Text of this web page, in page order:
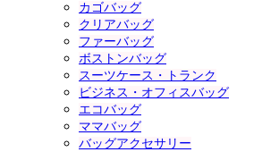
カゴバッグ
クリアバッグ
ファーバッグ
ボストンバッグ
スーツケース・トランク
ビジネス・オフィスバッグ
エコバッグ
ママバッグ
バッグアクセサリー